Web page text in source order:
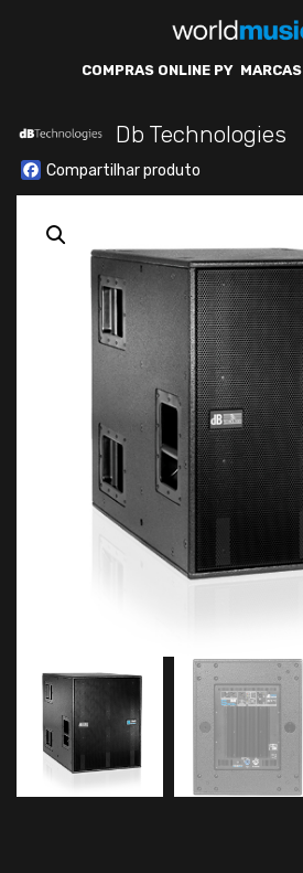
COMPRAS ONLINE PY MARCAS
Db Technologies
Facebook